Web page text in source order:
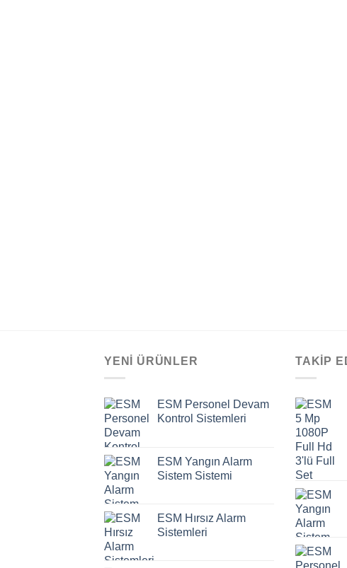
YENI ÜRÜNLER
ESM Personel Devam
Kontrol Sistemleri
ESM Yangın Alarm
Sistem Sistemi
ESM Hırsız Alarm
Sistemleri
TAKIP